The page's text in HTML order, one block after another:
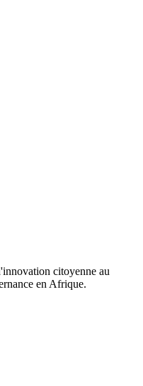
citoyenne au
en Afrique.